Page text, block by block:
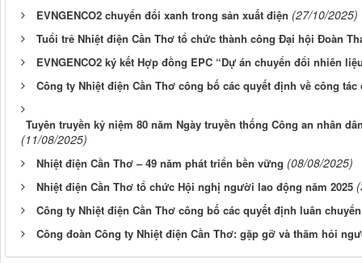
EVNGENCO2 chuyển đổi xanh trong sản xuất điện (27/10/2025)
Tuổi trẻ Nhiệt điện Cần Thơ tổ chức thành công Đại hội Đoàn
EVNGENCO2 ký kết Hợp đồng EPC “Dự án chuyển đổi nhiên
Công ty Nhiệt điện Cần Thơ công bố các quyết định về công tác
Tuyên truyền kỷ niệm 80 năm Ngày truyền thống Công an nhân
(11/08/2025)
Nhiệt điện Cần Thơ – 49 năm phát triển bền vững (08/08/2025)
Nhiệt điện Cần Thơ tổ chức Hội nghị người lao động năm 2025
Công ty Nhiệt điện Cần Thơ công bố các quyết định luân
Công đoàn Công ty Nhiệt điện Cần Thơ: gặp gỡ và thăm hỏi